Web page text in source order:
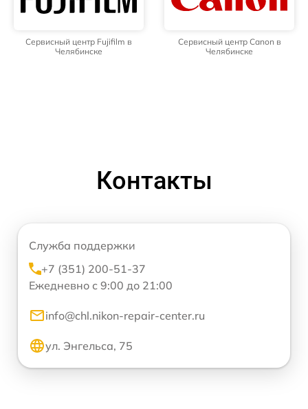
Сервисный центр Fujifilm в
Челябинске
Сервисный центр Canon в
Челябинске
Контакты
Служба поддержки
+7 (351) 200-51-37
Ежедневно с 9:00 до 21:00
info@chl.nikon-repair-center.ru
ул. Энгельса, 75